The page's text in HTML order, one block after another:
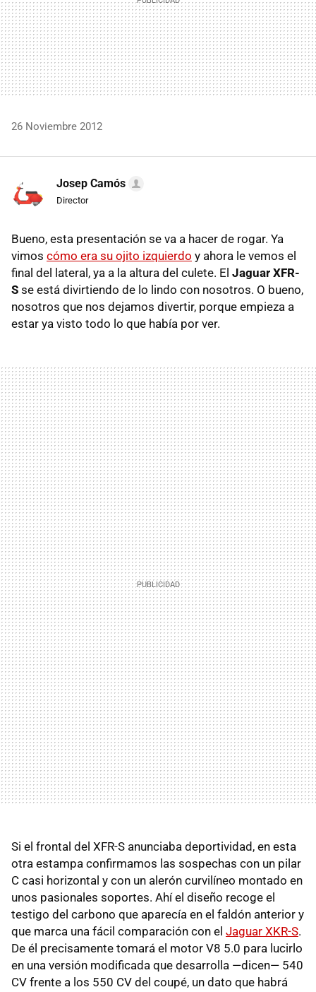
26 Noviembre 2012
Josep Camós
Director
Bueno, esta presentación se va a hacer de rogar. Ya
vimos cómo era su ojito izquierdo y ahora le vemos el
final del lateral, ya a la altura del culete. El Jaguar XFR-
S se está divirtiendo de lo lindo con nosotros. O bueno,
nosotros que nos dejamos divertir, porque empieza a
estar ya visto todo lo que había por ver.
Si el frontal del XFR-S anunciaba deportividad, en esta
otra estampa confirmamos las sospechas con un pilar
C casi horizontal y con un alerón curvilíneo montado en
unos pasionales soportes. Ahí el diseño recoge el
testigo del carbono que aparecía en el faldón anterior y
que marca una fácil comparación con el Jaguar XKR-S.
De él precisamente tomará el motor V8 5.0 para lucirlo
en una versión modificada que desarrolla —dicen— 540
CV frente a los 550 CV del coupé, un dato que habrá